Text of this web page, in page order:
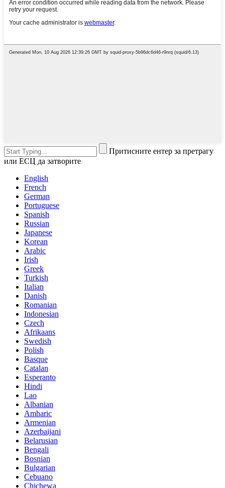
Притисните ентер за претрагу
или ЕСЦ да затворите
English
French
German
Portuguese
Spanish
Russian
Japanese
Korean
Arabic
Irish
Greek
Turkish
Italian
Danish
Romanian
Indonesian
Czech
Afrikaans
Swedish
Polish
Basque
Catalan
Esperanto
Hindi
Lao
Albanian
Amharic
Armenian
Azerbaijani
Belarusian
Bengali
Bosnian
Bulgarian
Cebuano
Chichewa